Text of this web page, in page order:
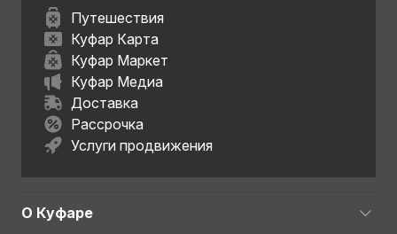
Путешествия
Куфар Карта
Куфар Маркет
Куфар Медиа
Доставка
Рассрочка
Услуги продвижения
О Куфаре